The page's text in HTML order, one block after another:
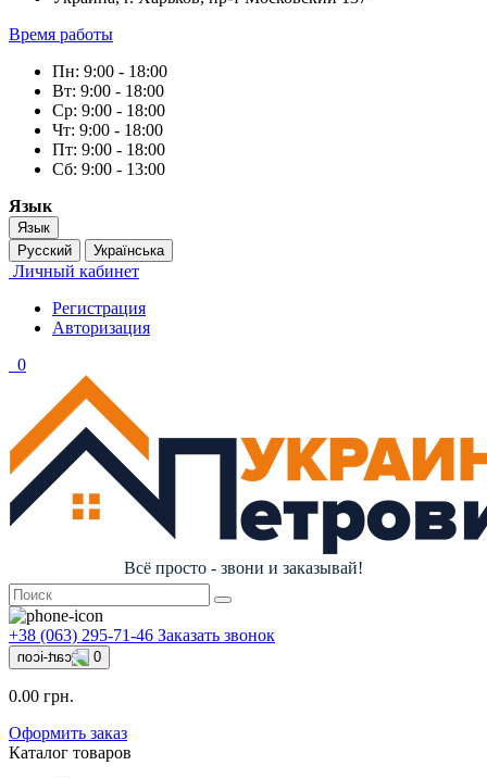
Время работы
Пн: 9:00 - 18:00
Вт: 9:00 - 18:00
Ср: 9:00 - 18:00
Чт: 9:00 - 18:00
Пт: 9:00 - 18:00
Сб: 9:00 - 13:00
Язык
Язык
Русский
Українська
Личный кабинет
Регистрация
Авторизация
0
Всё просто - звони и заказывай!
+38 (063) 295-71-46 Заказать звонок
0
0.00 грн.
Оформить заказ
Каталог товаров